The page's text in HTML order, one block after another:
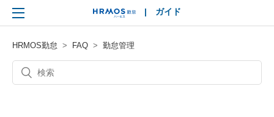
HRMOS
| ガイド
HRMOS勤怠 FAQ 勤怠管理